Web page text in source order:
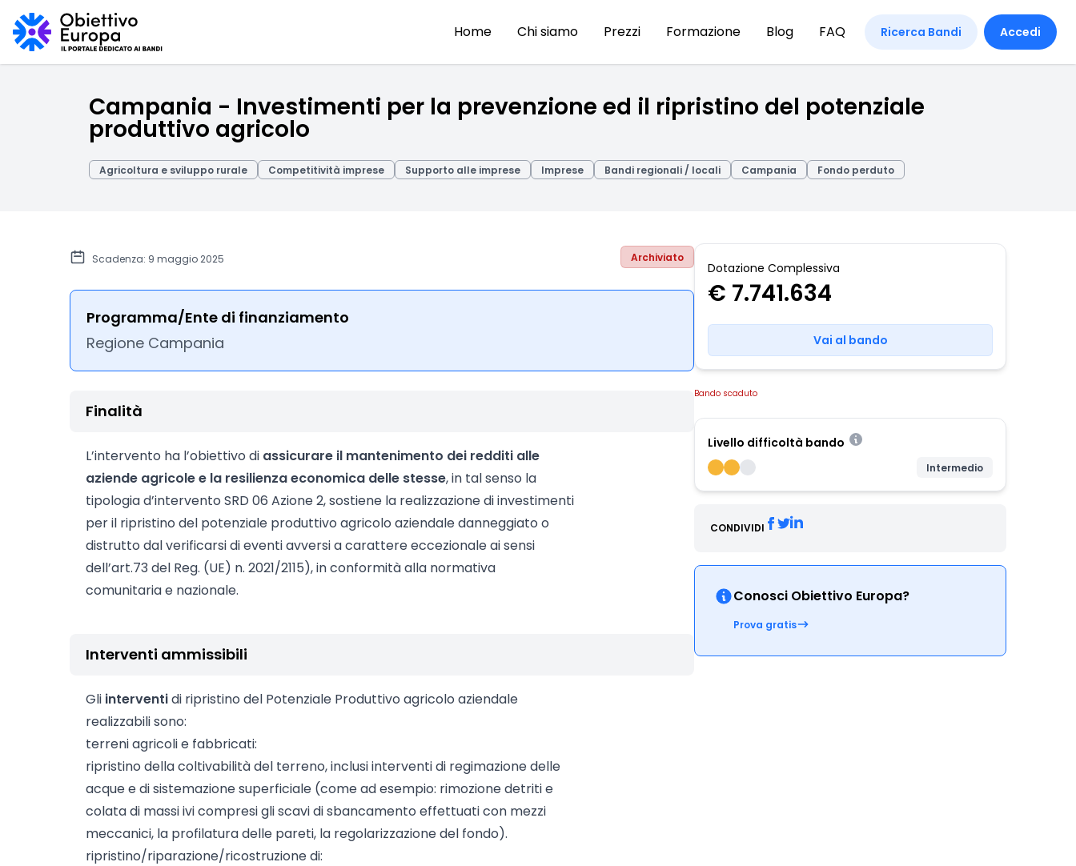
Home Chi siamo Prezzi Formazione Blog FAQ Ricerca Bandi Accedi
Campania - Investimenti per la prevenzione ed il ripristino del potenziale
produttivo agricolo
Agricoltura e sviluppo rurale Competitività imprese Supporto alle imprese Imprese Bandi regionali / locali Campania Fondo perduto
Scadenza: 9 maggio 2025 Archiviato
Programma/Ente di finanziamento
Regione Campania
Finalità
L’intervento ha l’obiettivo di assicurare il mantenimento dei redditi alle
aziende agricole e la resilienza economica delle stesse, in tal senso la
tipologia d’intervento SRD 06 Azione 2, sostiene la realizzazione di investimenti
per il ripristino del potenziale produttivo agricolo aziendale danneggiato o
distrutto dal verificarsi di eventi avversi a carattere eccezionale ai sensi
dell’art.73 del Reg. (UE) n. 2021/2115), in conformità alla normativa
comunitaria e nazionale.
Interventi ammissibili
Gli interventidi ripristino del Potenziale Produttivo agricolo aziendale
realizzabili sono:
terreni agricoli e fabbricati:
ripristino della coltivabilità del terreno, inclusi interventi di regimazione delle
acque e di sistemazione superficiale (come ad esempio: rimozione detriti e
colata di massi ivi compresi gli scavi di sbancamento effettuati con mezzi
meccanici, la profilatura delle pareti, la regolarizzazione del fondo).
ripristino/riparazione/ricostruzione di:
Dotazione Complessiva
€ 7.741.634
Vai al bando
Bando scaduto
Livello difficoltà bando
Intermedio
CONDIVIDI
Conosci Obiettivo Europa?
Prova gratis